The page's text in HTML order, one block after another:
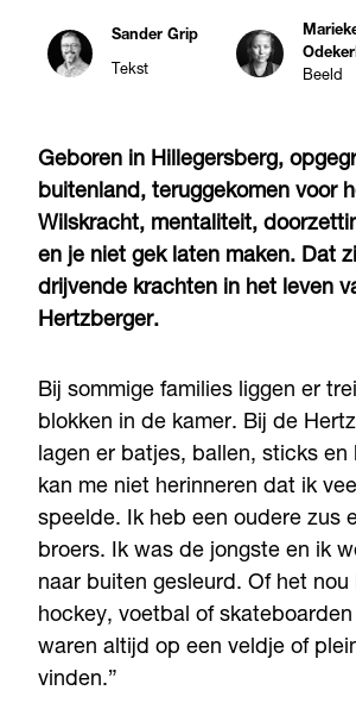
Sander Grip
Tekst
Beeld
Geboren in Hillegersberg,
buitenland, teruggekomen voor
Wilskracht, mentaliteit,
en je niet gek laten maken. Dat
drijvende krachten in het leven
Hertzberger.
Bij sommige families liggen er
blokken in de kamer. Bij de
lagen er batjes, ballen, sticks en
kan me niet herinneren dat ik
speelde. Ik heb een oudere zus
broers. Ik was de jongste en ik
naar buiten gesleurd. Of het nou
hockey, voetbal of
waren altijd op een veldje of
vinden.”